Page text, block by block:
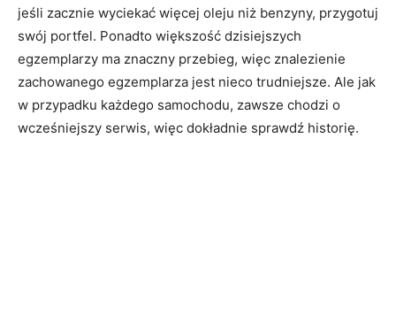
jeśli zacznie wyciekać więcej oleju niż benzyny, przygotuj
swój portfel. Ponadto większość dzisiejszych
egzemplarzy ma znaczny przebieg, więc znalezienie
zachowanego egzemplarza jest nieco trudniejsze. Ale jak
w przypadku każdego samochodu, zawsze chodzi o
wcześniejszy serwis, więc dokładnie sprawdź historię.